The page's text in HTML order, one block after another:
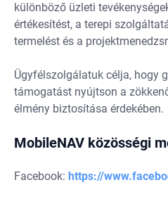
különböző üzleti
értékesítést, a terepi
termelést és a
Ügyfélszolgálatuk célja, hogy
támogatást nyújtson a
élmény biztosítása érdekében.
MobileNAV közösségi
Facebook: https://